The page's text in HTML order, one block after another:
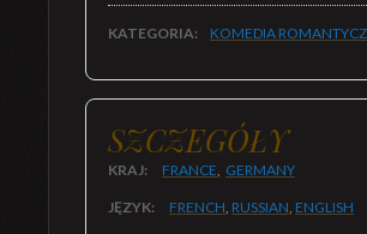
KATEGORIA: KOMEDIA
SZCZEGÓŁY
KRAJ: FRANCE, GERMANY
JĘZYK: FRENCH, RUSSIAN, ENGLISH